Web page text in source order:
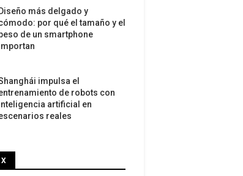
Diseño más delgado y
por qué el tamaño y el
de un smartphone
impulsa el
de robots con
artificial en
reales